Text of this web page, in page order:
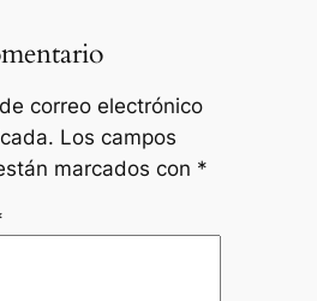
correo electrónico
Los campos
marcados con *